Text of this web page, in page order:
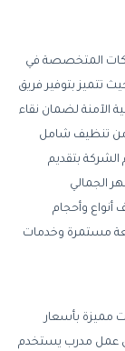
المتخصصة في
تتميز بتوفير فريق
الآمنة لضمان نقاء
من تنظيف شامل
الشركة بتقديم
الجمالي
وأحجام
مستمرة وخدمات
مميزة بأسعار
عمل مدرب يستخدم